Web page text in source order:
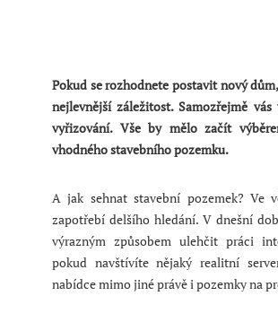
Pokud se rozhodnete postavit nový
nejlevnější záležitost. Samozřejmě vás
vyřizování. Vše by mělo začít
vhodného stavebního pozemku.
A jak sehnat stavební pozemek? Ve
zapotřebí delšího hledání. V dnešní
výrazným způsobem ulehčit práci
pokud navštívíte nějaký realitní
nabídce mimo jiné právě i pozemky na